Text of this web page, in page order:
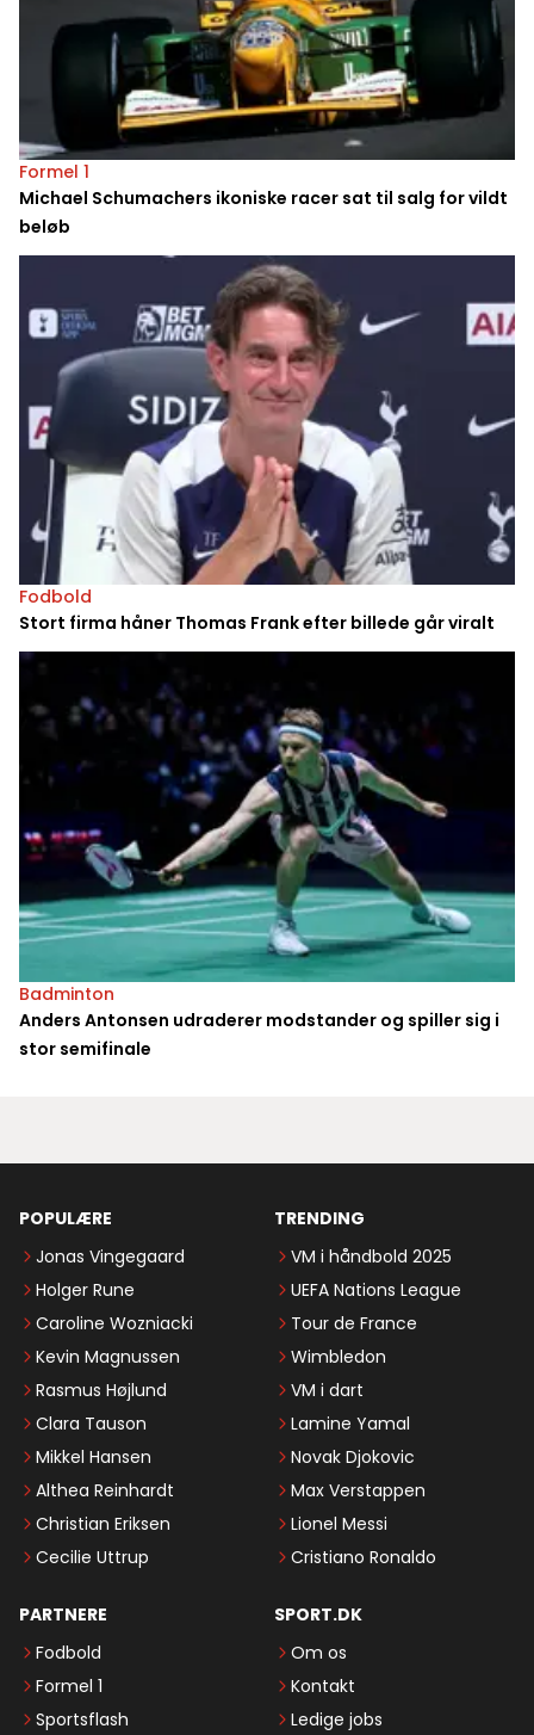
Formel 1
Michael Schumachers ikoniske racer sat til salg for vildt
beløb
Fodbold
Stort firma håner Thomas Frank efter billede går viralt
Badminton
Anders Antonsen udraderer modstander og spiller sig i
stor semifinale
POPULÆRE
Jonas Vingegaard
Holger Rune
Caroline Wozniacki
Kevin Magnussen
Rasmus Højlund
Clara Tauson
Mikkel Hansen
Althea Reinhardt
Christian Eriksen
Cecilie Uttrup
TRENDING
VM i håndbold 2025
UEFA Nations League
Tour de France
Wimbledon
VM i dart
Lamine Yamal
Novak Djokovic
Max Verstappen
Lionel Messi
Cristiano Ronaldo
PARTNERE
Fodbold
Formel 1
Sportsflash
SPORT.DK
Om os
Kontakt
Ledige jobs